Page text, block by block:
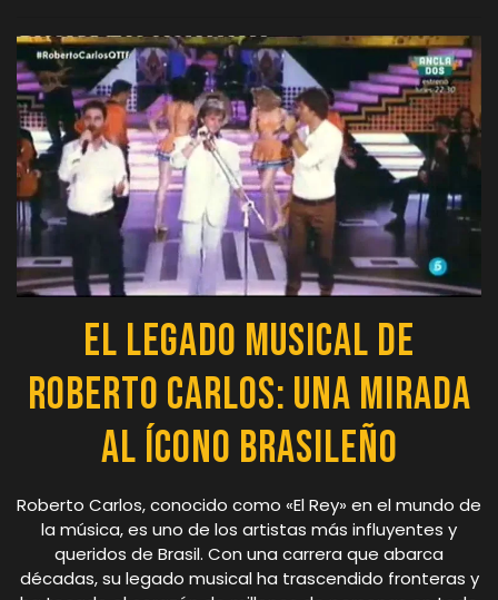
El Legado Musical de
Roberto Carlos: Una Mirada
al Ícono Brasileño
Roberto Carlos, conocido como «El Rey» en el mundo de
la música, es uno de los artistas más influyentes y
queridos de Brasil. Con una carrera que abarca
décadas, su legado musical ha trascendido fronteras y